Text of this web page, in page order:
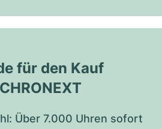
für den Kauf
Über 7.000 Uhren sofort